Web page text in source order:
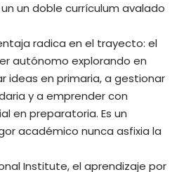
un doble currículum avalado
radica en el trayecto: el
autónomo explorando en
ideas en primaria, a gestionar
y a emprender con
en preparatoria. Es un
académico nunca asfixia la
Institute, el aprendizaje por